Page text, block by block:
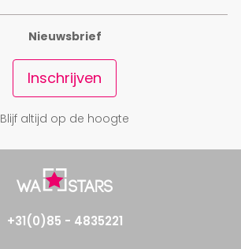
Nieuwsbrief
Inschrijven
Blijf altijd op de hoogte
+31(0)85 - 4835221